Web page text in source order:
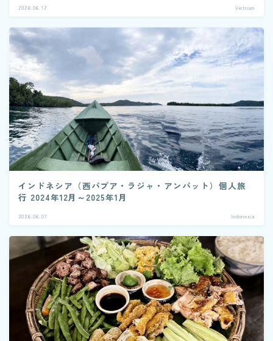
2026.06.12 Vietnam
インドネシア（西パプア・ラジャ・アンパット）個人旅
行 2024年12月～2025年1月
2026.06.07 Indonesia